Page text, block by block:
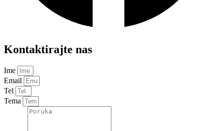
Kontaktirajte nas
Ime
Email
Tel
Tema